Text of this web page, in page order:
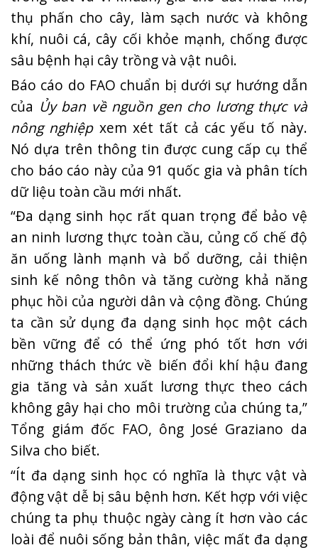
thụ phấn cho cây, làm sạch nước và không
khí, nuôi cá, cây cối khỏe mạnh, chống được
sâu bệnh hại cây trồng và vật nuôi.
Báo cáo do FAO chuẩn bị dưới sự hướng dẫn
của Ủy ban về nguồn gen cho lương thực và
nông nghiệpxem xét tất cả các yếu tố này.
Nó dựa trên thông tin được cung cấp cụ thể
cho báo cáo này của 91 quốc gia và phân tích
dữ liệu toàn cầu mới nhất.
“Đa dạng sinh học rất quan trọng để bảo vệ
an ninh lương thực toàn cầu, củng cố chế độ
ăn uống lành mạnh và bổ dưỡng, cải thiện
sinh kế nông thôn và tăng cường khả năng
phục hồi của người dân và cộng đồng. Chúng
ta cần sử dụng đa dạng sinh học một cách
bền vững để có thể ứng phó tốt hơn với
những thách thức về biến đổi khí hậu đang
gia tăng và sản xuất lương thực theo cách
không gây hại cho môi trường của chúng ta,”
Tổng giám đốc FAO, ông José Graziano da
Silva cho biết.
“Ít đa dạng sinh học có nghĩa là thực vật và
động vật dễ bị sâu bệnh hơn. Kết hợp với việc
chúng ta phụ thuộc ngày càng ít hơn vào các
loài để nuôi sống bản thân, việc mất đa dạng